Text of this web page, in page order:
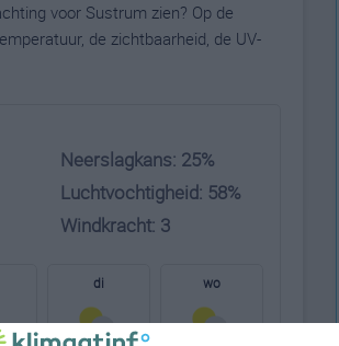
voor Sustrum zien? Op de
de zichtbaarheid, de UV-
Neerslagkans: 25%
Luchtvochtigheid: 58%
Windkracht: 3
di wo